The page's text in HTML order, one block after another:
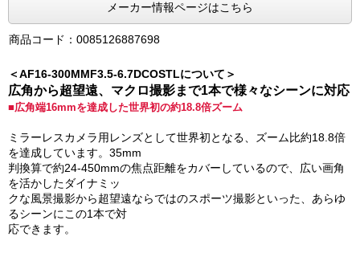
メーカー情報ページはこちら
商品コード：0085126887698
＜AF16-300MMF3.5-6.7DCOSTLについて＞
広角から超望遠、マクロ撮影まで1本で様々なシーンに対応
■広角端16mmを達成した世界初の約18.8倍ズーム
ミラーレスカメラ用レンズとして世界初となる、ズーム比約18.8倍
を達成しています。35mm
判換算で約24-450mmの焦点距離をカバーしているので、広い画角
を活かしたダイナミッ
クな風景撮影から超望遠ならではのスポーツ撮影といった、あらゆ
るシーンにこの1本で対
応できます。